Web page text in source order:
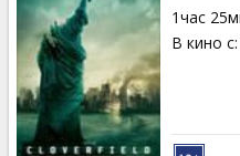
1час
В кино с: